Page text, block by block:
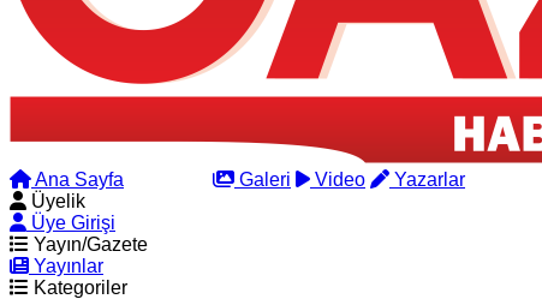
Ana Sayfa Galeri Video
Yazarlar
Üyelik
Üye Girişi
Yayın/Gazete
Yayınlar
Kategoriler